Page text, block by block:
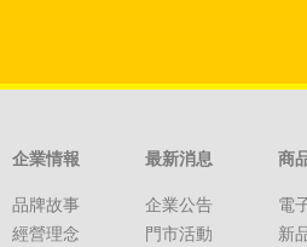
企業情報
品牌故事
經營理念
最新消息
企業公告
門市活動
商
電
新